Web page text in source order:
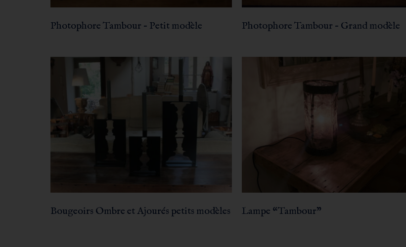
Photophore Tambour – Petit modèle Photophore Tambour – Grand modèle
Bougeoirs Ombre et Ajourés petits modèles Lampe “Tambour”